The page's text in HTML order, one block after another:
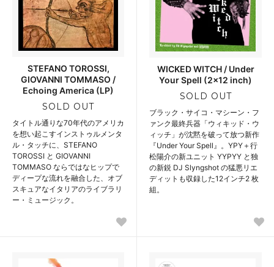
STEFANO TOROSSI,
GIOVANNI TOMMASO /
Echoing America (LP)
SOLD OUT
タイトル通りな70年代のアメリカ
を想い起こすインストゥルメンタ
ル・タッチに、STEFANO
TOROSSI と GIOVANNI
TOMMASO ならではなヒップで
ディープな流れを融合した、オブ
スキュアなイタリアのライブラリ
ー・ミュージック。
WICKED WITCH / Under
Your Spell (2x12 inch)
SOLD OUT
ブラック・サイコ・マシーン・フ
ァンク最終兵器「ウィキッド・ウ
ィッチ」が沈黙を破って放つ新作
『Under Your Spell』。YPY＋行
松陽介の新ユニット YYPYY と独
の新鋭 DJ Slyngshot の猛悪リエ
ディットも収録した12インチ2 枚
組。